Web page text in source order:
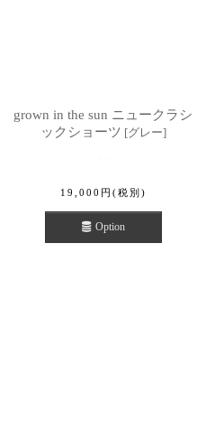
grown in the sun ニュークラシ
ックショーツ [グレー]
19,000 円 (税別)
Option